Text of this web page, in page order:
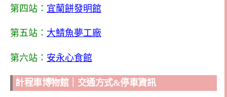
第四站： 宜蘭餅發明館
第五站： 大鯖魚夢工廠
第六站： 安永心食館
計程車博物館｜交通方式&停車資訊